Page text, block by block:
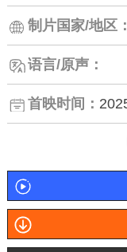
制片国家/地区：
语言/原声：
首映时间：